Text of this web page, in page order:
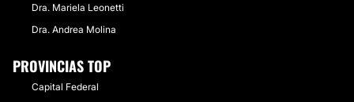
Dra. Mariela Leonetti
Dra. Andrea Molina
PROVINCIAS TOP
Capital Federal